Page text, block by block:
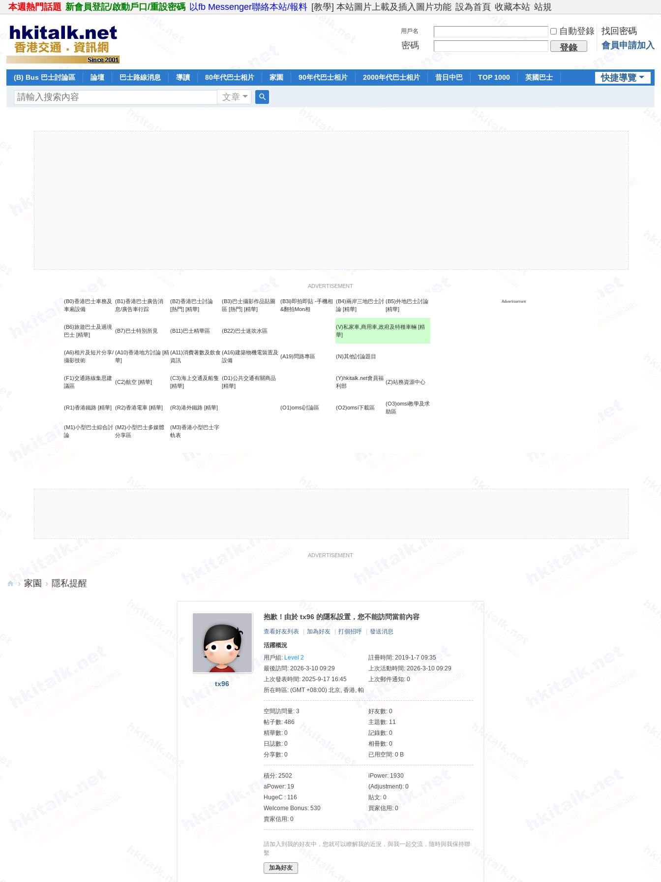
本週熱門話題 新會員登記/啟動戶口/重設密碼 以fb Messenger聯絡本站/報料 [教學] 本站圖片上載及插入圖片功能 設為首頁 收藏本站 站規
用戶名 自動登錄
找回密碼
密碼
登錄 會員申請加入
快捷導覽
(B) Bus 巴士討論區 論壇 巴士路線消息 導讀 80年代巴士相片 家園 90年代巴士相片 2000年代巴士相片 昔日中巴 TOP 1000
英國巴士
文章
ADVERTISEMENT
(B0)香港巴士車務及
車廂設備
(B1)香港巴士廣告消
息/廣告車行踪
(B2)香港巴士討論
[熱門] [精華]
(B3)巴士攝影作品貼圖
區 [熱門] [精華]
(B3i)即拍即貼 -手機相
&翻拍Mon相
(B4)兩岸三地巴士討
論 [精華]
(B5)外地巴士討論
[精華]
Advertisement
(B6)旅遊巴士及過境
巴士 [精華]
(B7)巴士特別所見 (B11)巴士精華區 (B22)巴士迷吹水區
(V)私家車,商用車,政府及特種車輛 [精
華]
(A6)相片及短片分享/
攝影技術
(A10)香港地方討論 [精
華]
(A11)消費著數及飲食
資訊
(A16)建築物機電裝置及
設備
(A19)問路專區 (N)其他討論題目
(F1)交通路線集思建
議區
(C2)航空 [精華]
(C3)海上交通及船隻
[精華]
(D1)公共交通有關商品
[精華]
(Y)hkitalk.net會員福
利部
(Z)站務資源中心
(R1)香港鐵路 [精華] (R2)香港電車 [精華] (R3)港外鐵路 [精華] (O1)omsi討論區 (O2)omsi下載區
(O3)omsi教學及求
助區
(M1)小型巴士綜合討
論
(M2)小型巴士多媒體
分享區
(M3)香港小型巴士字
軌表
ADVERTISEMENT
› 家園 › 隱私提醒
tx96
抱歉！由於 tx96 的隱私設置，您不能訪問當前內容
查看好友列表 加為好友 打個招呼
發送消息
活躍概況
用戶組: Level 2
註冊時間: 2019-1-7 09:35
最後訪問: 2026-3-10 09:29
上次活動時間: 2026-3-10 09:29
上次發表時間: 2025-9-17 16:45
上次郵件通知: 0
所在時區: (GMT +08:00) 北京, 香港, 帕
斯, 新加坡, 台北
空間訪問量: 3
好友數: 0
帖子數: 486
主題數: 11
精華數: 0
記錄數: 0
日誌數: 0
相冊數: 0
分享數: 0
已用空間: 0 B
積分: 2502
iPower: 1930
aPower: 19
(Adjustment): 0
HugeC : 116
貼文: 0
Welcome Bonus: 530
買家信用: 0
賣家信用: 0
請加入到我的好友中，您就可以瞭解我的近況，與我一起交流，隨時與我保持聯
繫
加為好友